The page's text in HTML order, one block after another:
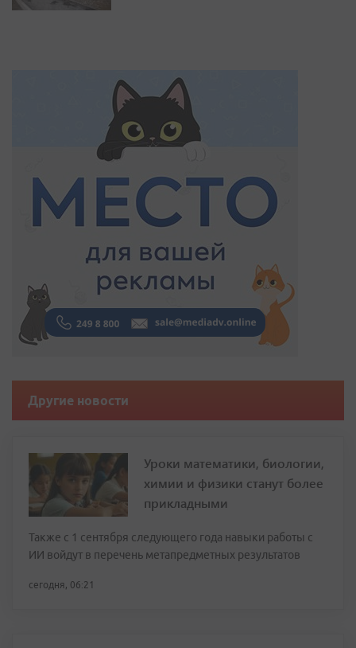
Другие новости
Уроки математики, биологии,
химии и физики станут более
прикладными
Также с 1 сентября следующего года навыки работы с
ИИ войдут в перечень метапредметных результатов
сегодня, 06:21